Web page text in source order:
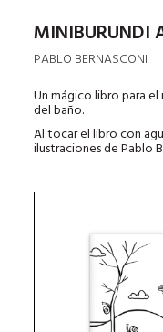
MINIBURUNDI
PABLO BERNASCONI
Un mágico libro para
del baño.
Al tocar el libro con
ilustraciones de Pablo